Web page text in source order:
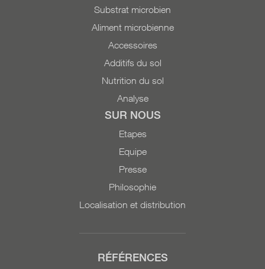
l'Institut de recherche de
l'agriculture biologique
Substrat microbien
Aliment microbienne
Accessoires
Additifs du sol
Nutrition du sol
Analyse
SUR NOUS
Etapes
Equipe
Presse
Philosophie
Localisation et distribution
RÉFÉRENCES